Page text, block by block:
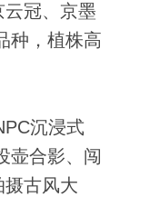
冠、京墨
种，植株高
沉浸式
壶合影、闯
摄古风大